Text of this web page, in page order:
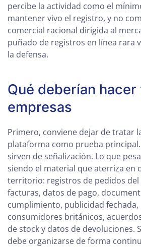
percibe la actividad como el
mantener vivo el registro, y no
comercial racional dirigida al
puñado de registros en línea rara
la defensa.
Qué deberían hacer
empresas
Primero, conviene dejar de tratar
plataforma como prueba
sirven de señalización. Lo que
siendo el material que aterriza en
territorio: registros de pedidos del
facturas, datos de pago,
cumplimiento, publicidad fechada,
consumidores británicos,
de stock y datos de devoluciones.
debe organizarse de forma